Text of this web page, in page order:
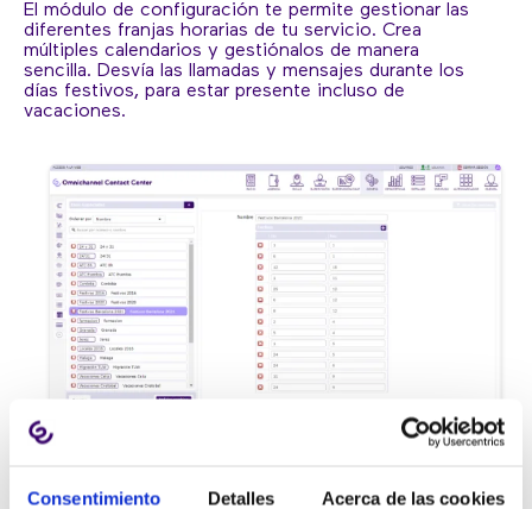
Consentimiento Detalles Acerca de las cookies
El módulo de configuración te permite gestionar las
diferentes franjas horarias de tu servicio. Crea
múltiples calendarios y gestiónalos de manera
sencilla. Desvía las llamadas y mensajes durante los
días festivos, para estar presente incluso de
vacaciones.